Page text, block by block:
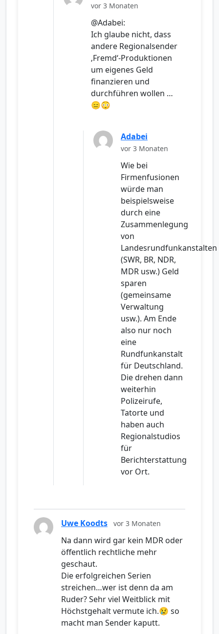
vor 3 Monaten
@Adabei:
Ich glaube nicht, dass
andere Regionalsender
‚Fremd‘-Produktionen
um eigenes Geld
finanzieren und
durchführen wollen …
😑😳
Adabei
vor 3 Monaten
Wie bei
Firmenfusionen
würde man
beispielsweise
durch eine
Zusammenlegung
von
Landesrundfunkanstalten
(SWR, BR, NDR,
MDR usw.) Geld
sparen
(gemeinsame
Verwaltung
usw.). Am Ende
also nur noch
eine
Rundfunkanstalt
für Deutschland.
Die drehen dann
weiterhin
Polizeirufe,
Tatorte und
haben auch
Regionalstudios
für
Berichterstattung
vor Ort.
Uwe Koodts vor 3 Monaten
Na dann wird gar kein MDR oder
öffentlich rechtliche mehr
geschaut.
Die erfolgreichen Serien
streichen…wer ist denn da am
Ruder? Sehr viel Weitblick mit
Höchstgehalt vermute ich.😢 so
macht man Sender kaputt.